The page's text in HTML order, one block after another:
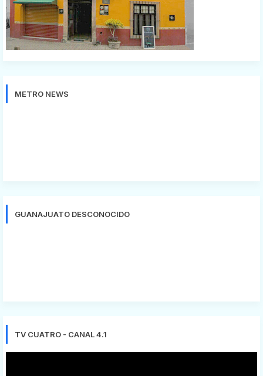
METRO NEWS
GUANAJUATO DESCONOCIDO
TV CUATRO - CANAL 4.1